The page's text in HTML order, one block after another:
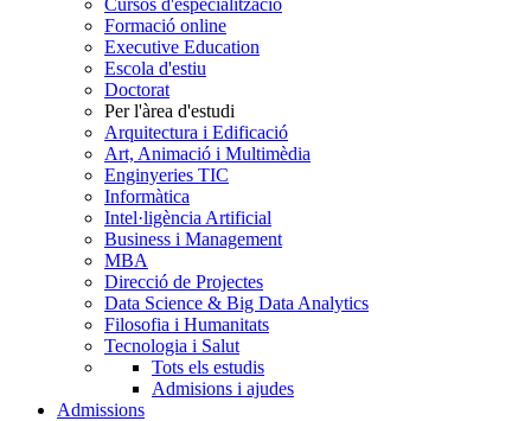
Cursos d'especialització
Formació online
Executive Education
Escola d'estiu
Doctorat
Per l'àrea d'estudi
Arquitectura i Edificació
Art, Animació i Multimèdia
Enginyeries TIC
Informàtica
Intel·ligència Artificial
Business i Management
MBA
Direcció de Projectes
Data Science & Big Data Analytics
Filosofia i Humanitats
Tecnologia i Salut
Tots els estudis
Admisions i ajudes
Admissions